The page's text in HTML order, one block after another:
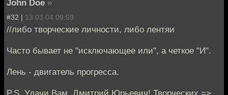
John Doe »
#32 | 13.03.04 09:59
//либо творческие личности, либо лентяи
Часто бывает не "исключающее или", а четкое "И".
Лень - двигатель прогресса.